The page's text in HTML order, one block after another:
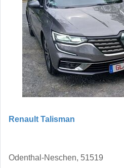
Renault Talisman
Odenthal-Neschen, 51519